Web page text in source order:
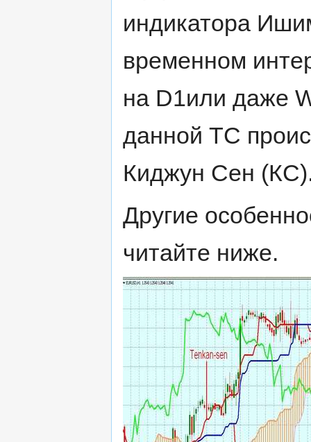
индикатора
временном
на D1или даже
данной ТС
Киджун Сен
Другие
читайте ниже.